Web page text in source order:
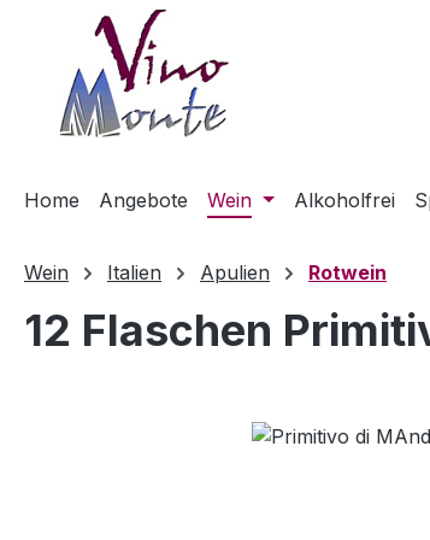
Hauptinhalt springen
Zur Suche springen
Zur Hauptnavigation springen
Home Angebote Wein Alkoholfrei
Wein Italien Apulien Rotwein
12 Flaschen
Bildergalerie überspringen